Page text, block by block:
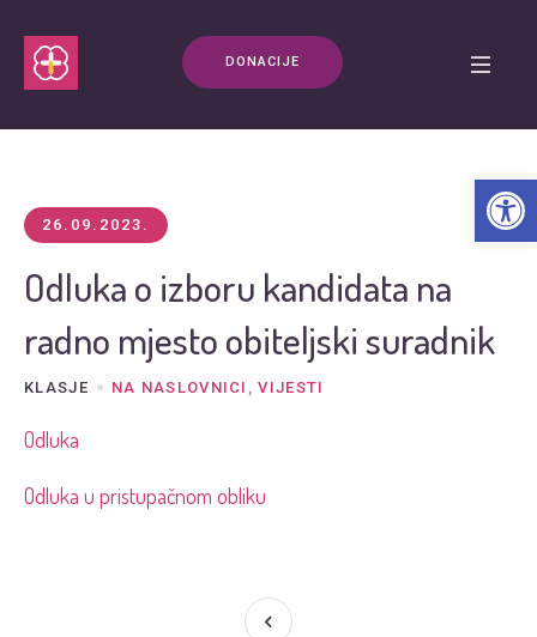
DONACIJE
26.09.2023.
Odluka o izboru kandidata na
radno mjesto obiteljski suradnik
KLASJE NA NASLOVNICI ,VIJESTI
Odluka
Odluka u pristupačnom obliku